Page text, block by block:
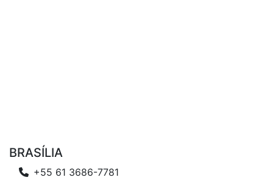
BRASÍLIA
+55 61 3686-7781